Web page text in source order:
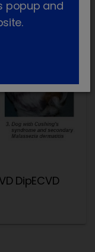
DipECVD
popup and